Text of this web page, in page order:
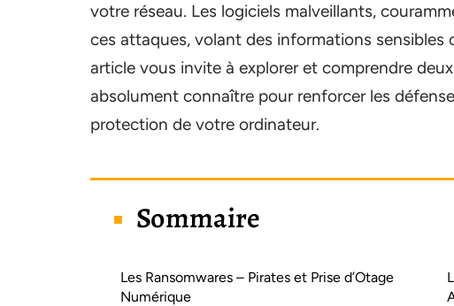
votre réseau. Les logiciels malveillants,
ces attaques, volant des informations
article vous invite à explorer et comprendre
absolument connaître pour renforcer les
protection de votre ordinateur.
Sommaire
Les Ransomwares – Pirates et Prise d’Otage
Numérique